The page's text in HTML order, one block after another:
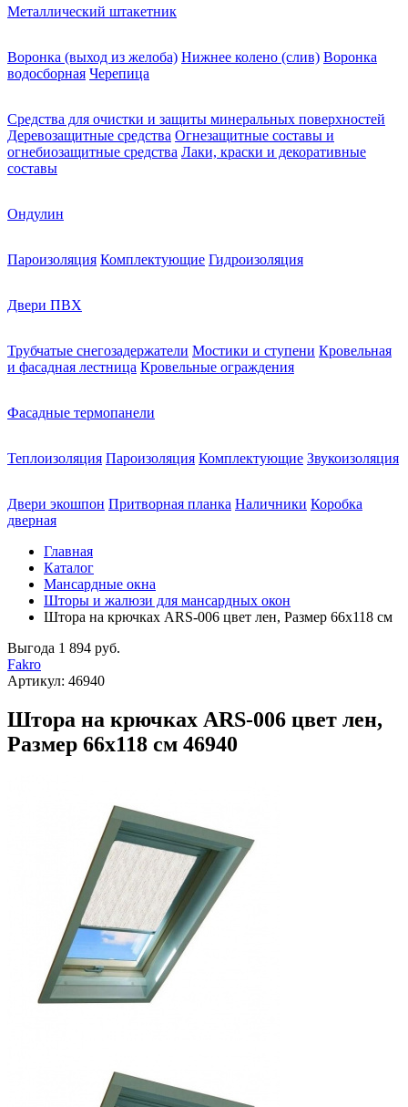
Металлический штакетник
Воронка (выход из желоба) Нижнее колено (слив) Воронка
водосборная Черепица
Средства для очистки и защиты минеральных поверхностей
Деревозащитные средства Огнезащитные составы и
огнебиозащитные средства Лаки, краски и декоративные
составы
Ондулин
Пароизоляция Комплектующие Гидроизоляция
Двери ПВХ
Трубчатые снегозадержатели Мостики и ступени Кровельная
и фасадная лестница Кровельные ограждения
Фасадные термопанели
Теплоизоляция Пароизоляция Комплектующие Звукоизоляция
Двери экошпон Притворная планка Наличники Коробка
дверная
Главная
Каталог
Мансардные окна
Шторы и жалюзи для мансардных окон
Штора на крючках ARS-006 цвет лен, Размер 66х118 см
Выгода 1 894 руб.
Fakro
Артикул: 46940
Штора на крючках ARS-006 цвет лен,
Размер 66х118 см 46940